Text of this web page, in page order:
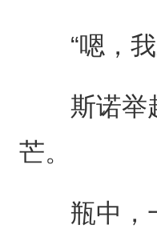
“嗯，我
斯诺举起
芒。
瓶中，一